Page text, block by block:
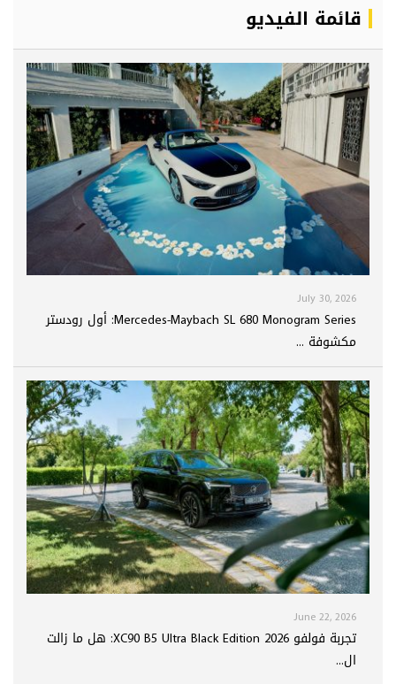
قائمة الفيديو
July 30, 2026
Mercedes-Maybach SL 680 Monogram Series: أول رودستر
مكشوفة ...
June 22, 2026
تجربة فولفو XC90 B5 Ultra Black Edition 2026: هل ما زالت
ال...